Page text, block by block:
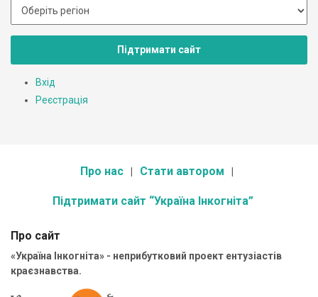
Підтримати сайт
Вхід
Реєстрація
Про нас Стати автором
Підтримати сайт “Україна Інкогніта”
Про сайт
«Україна Інкогніта» - неприбутковий проект ентузіастів
краєзнавства.